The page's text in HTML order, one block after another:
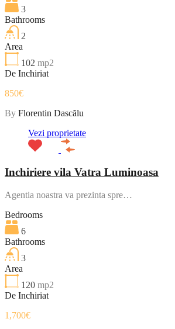
3
Bathrooms
2
Area
102 mp2
De Inchiriat
850€
By Florentin Dascălu
Vezi proprietate
Inchiriere vila Vatra Luminoasa
Agentia noastra va prezinta spre…
Bedrooms
6
Bathrooms
3
Area
120 mp2
De Inchiriat
1,700€